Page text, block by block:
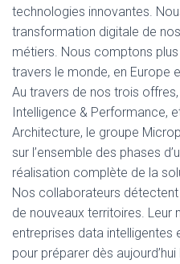
technologies innovantes.
transformation digitale de
métiers. Nous comptons
travers le monde, en Europe
Au travers de nos trois
Intelligence & Performance,
Architecture, le groupe
sur l’ensemble des phases
réalisation complète de la
Nos collaborateurs
de nouveaux territoires. Leur
entreprises data
pour préparer dès aujourd’hui